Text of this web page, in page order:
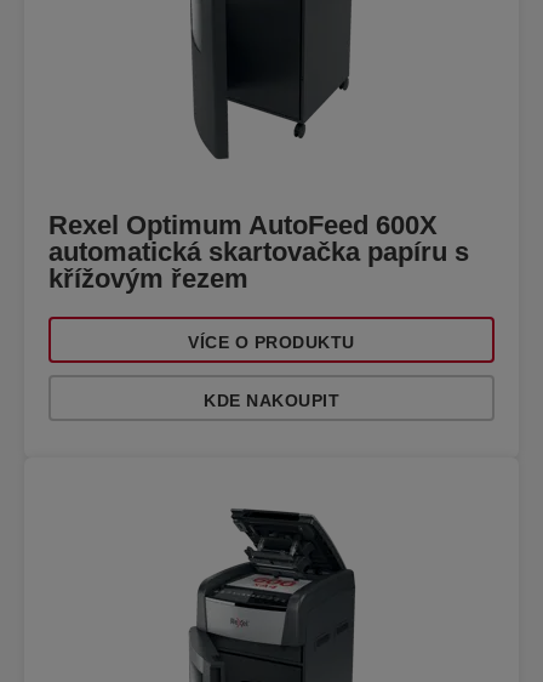
Rexel Optimum AutoFeed 600X
automatická skartovačka papíru s
křížovým řezem
VÍCE O PRODUKTU
KDE NAKOUPIT